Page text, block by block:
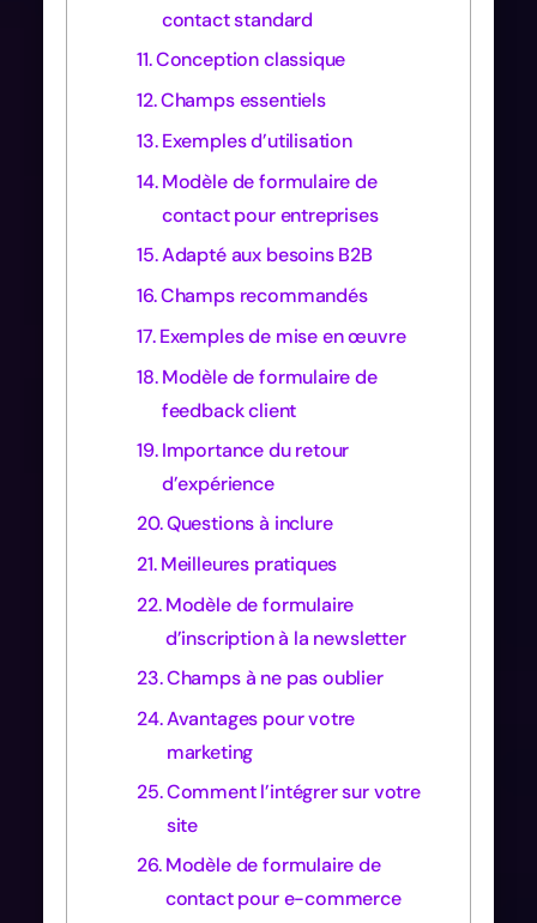
contact standard
Conception classique
Champs essentiels
Exemples d’utilisation
Modèle de formulaire de
contact pour entreprises
Adapté aux besoins B2B
Champs recommandés
Exemples de mise en œuvre
Modèle de formulaire de
feedback client
Importance du retour
d’expérience
Questions à inclure
Meilleures pratiques
Modèle de formulaire
d’inscription à la newsletter
Champs à ne pas oublier
Avantages pour votre
marketing
Comment l’intégrer sur votre
site
Modèle de formulaire de
contact pour e-commerce